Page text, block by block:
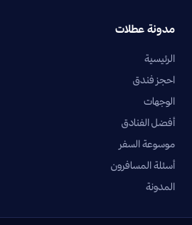
مدونة عطلات
الرئيسية
احجز فندق
الوجهات
أفضل الفنادق
موسوعة السفر
أسئلة المسافرون
المدونة